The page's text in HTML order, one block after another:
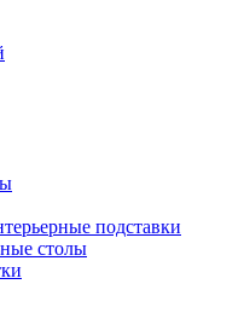
подставки
столы